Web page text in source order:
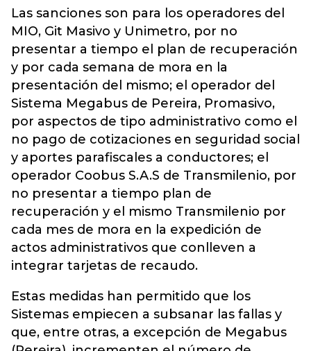
Las sanciones son para los operadores del
MIO, Git Masivo y Unimetro, por no
presentar a tiempo el plan de recuperación
y por cada semana de mora en la
presentación del mismo; el operador del
Sistema Megabus de Pereira, Promasivo,
por aspectos de tipo administrativo como el
no pago de cotizaciones en seguridad social
y aportes parafiscales a conductores; el
operador Coobus S.A.S de Transmilenio, por
no presentar a tiempo plan de
recuperación y el mismo Transmilenio por
cada mes de mora en la expedición de
actos administrativos que conlleven a
integrar tarjetas de recaudo.
Estas medidas han permitido que los
Sistemas empiecen a subsanar las fallas y
que, entre otras, a excepción de Megabus